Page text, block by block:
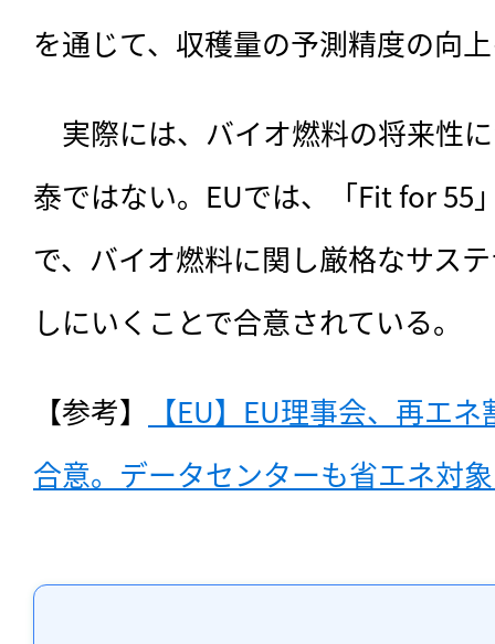
を通じて、収穫量の予測精度の向
実際には、バイオ燃料の将来性
泰ではない。EUでは、「Fit for 55
で、バイオ燃料に関し厳格なサス
しにいくことで合意されている。
【参考】
【EU】EU理事会、再エ
合意。データセンターも省エネ対